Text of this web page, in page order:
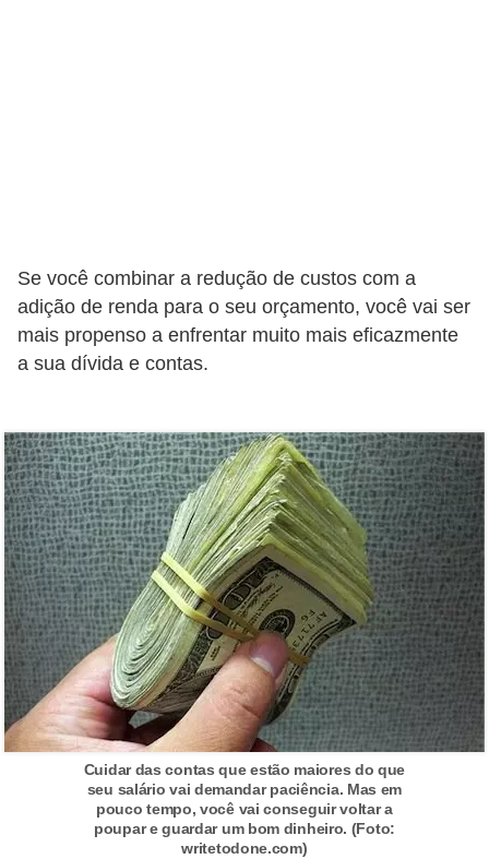
Se você combinar a redução de custos com a
adição de renda para o seu orçamento, você vai ser
mais propenso a enfrentar muito mais eficazmente
a sua dívida e contas.
Cuidar das contas que estão maiores do que
seu salário vai demandar paciência. Mas em
pouco tempo, você vai conseguir voltar a
poupar e guardar um bom dinheiro. (Foto:
writetodone.com)
i
t
o
e
é
b
i
t
o
E
d
u
c
a